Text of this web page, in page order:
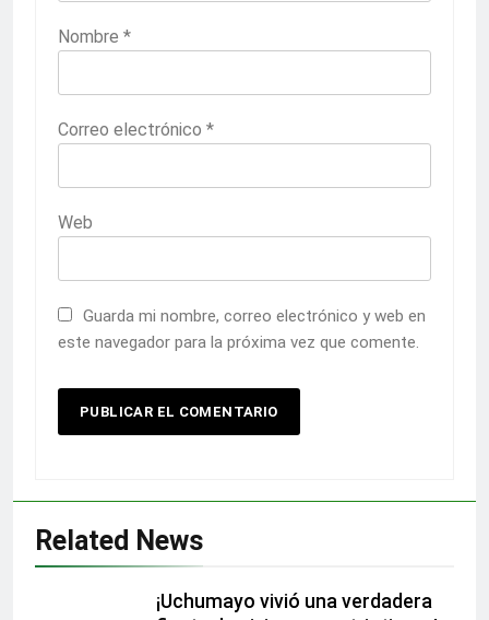
Nombre *
Correo electrónico *
Web
Guarda mi nombre, correo electrónico y web en
este navegador para la próxima vez que comente.
Related News
¡Uchumayo vivió una verdadera